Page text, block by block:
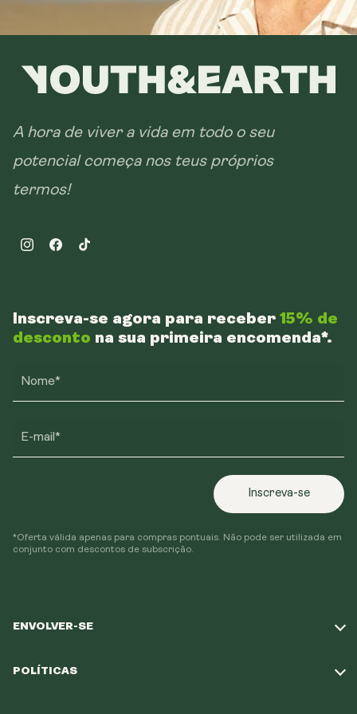
A hora de viver a vida em todo o seu
potencial começa nos teus próprios
termos!
InstagramFacebookTikTok
ENVOLVER-SE
POLÍTICAS
Inscreva-se agora para receber 15% de
desconto na sua primeira encomenda*.
Nome*
E-mail*
Inscreva-se
*Oferta válida apenas para compras pontuais. Não pode ser utilizada em
conjunto com descontos de subscrição.